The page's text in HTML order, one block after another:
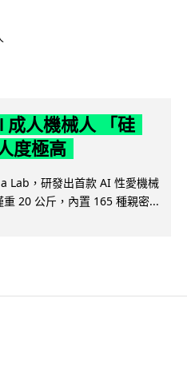
成人機械人 「硅
度極高
Lab，研發出首款 AI 性愛機械
20 公斤，內置 165 種親密...